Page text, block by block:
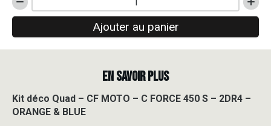
quantité
de
déco
Quad
-
C
Ajouter au panier
EN SAVOIR PLUS
Kit déco Quad – CF MOTO – C FORCE 450 S – 2DR4 –
ORANGE & BLUE